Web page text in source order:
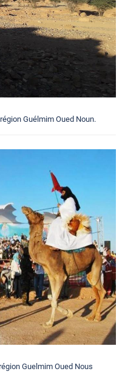
Guélmim Oued Noun.
Guelmim Oued Nous